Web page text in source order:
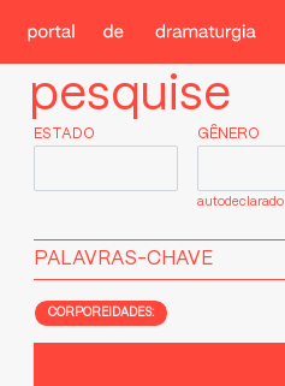
pesquise
ESTADO GÊNERO
autodeclarado
PALAVRAS-CHAVE
CORPOREIDADES: